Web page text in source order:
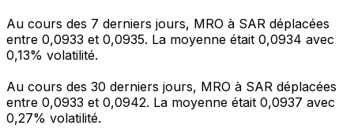
Au cours des 7 derniers jours, MRO à SAR déplacées
entre 0,0933 et 0,0935. La moyenne était 0,0934 avec
0,13% volatilité.
Au cours des 30 derniers jours, MRO à SAR déplacées
entre 0,0933 et 0,0942. La moyenne était 0,0937 avec
0,27% volatilité.